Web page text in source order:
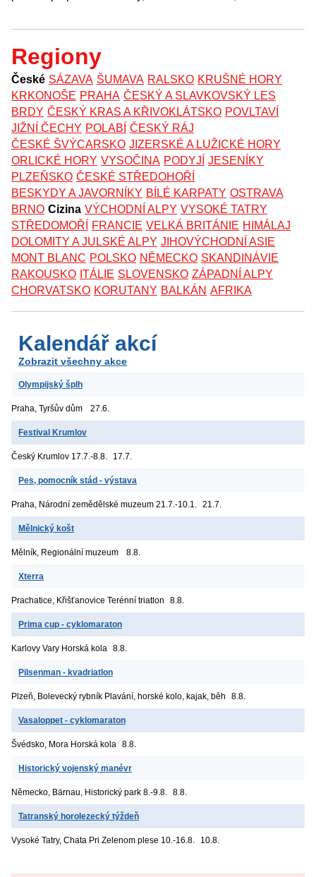
Regiony
České SÁZAVA ŠUMAVA RALSKO KRUŠNÉ HORY
KRKONOŠE PRAHA ČESKÝ A SLAVKOVSKÝ LES
BRDY ČESKÝ KRAS A KŘIVOKLÁTSKO POVLTAVÍ
JIŽNÍ ČECHY POLABÍ ČESKÝ RÁJ
ČESKÉ ŠVÝCARSKO JIZERSKÉ A LUŽICKÉ HORY
ORLICKÉ HORY VYSOČINA PODYJÍ JESENÍKY
PLZEŇSKO ČESKÉ STŘEDOHOŘÍ
BESKYDY A JAVORNÍKY BÍLÉ KARPATY OSTRAVA
BRNO Cizina VÝCHODNÍ ALPY VYSOKÉ TATRY
STŘEDOMOŘÍ
FRANCIE VELKÁ BRITÁNIE HIMÁLAJ
DOLOMITY A JULSKÉ ALPY JIHOVÝCHODNÍ ASIE
MONT BLANC POLSKO NĚMECKO SKANDINÁVIE
RAKOUSKO ITÁLIE SLOVENSKO ZÁPADNÍ ALPY
CHORVATSKO KORUTANY BALKÁN AFRIKA
Kalendář akcí
Zobrazit všechny akce
Olympijský šplh
Praha, Tyršův dům 27.6.
Festival Krumlov
Český Krumlov 17.7.-8.8. 17.7.
Pes, pomocník stád - výstava
Praha, Národní zemědělské muzeum 21.7.-10.1. 21.7.
Mělnický košt
Mělník, Regionální muzeum 8.8.
Xterra
Prachatice, Křišťanovice Terénní triatlon 8.8.
Prima cup - cyklomaraton
Karlovy Vary Horská kola 8.8.
Pilsenman - kvadriatlon
Plzeň, Bolevecký rybník Plavání, horské kolo, kajak, běh 8.8.
Vasaloppet - cyklomaraton
Švédsko, Mora Horská kola 8.8.
Historický vojenský manévr
Německo, Bärnau, Historický park 8.-9.8. 8.8.
Tatranský horolezecký týždeň
Vysoké Tatry, Chata Pri Zelenom plese 10.-16.8. 10.8.